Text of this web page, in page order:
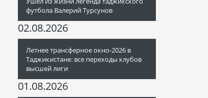
футбола Валерий Турсунов
02.08.2026
Летнее трансферное окно-2026 в
Таджикистане: все переходы клубов
высшей лиги
01.08.2026